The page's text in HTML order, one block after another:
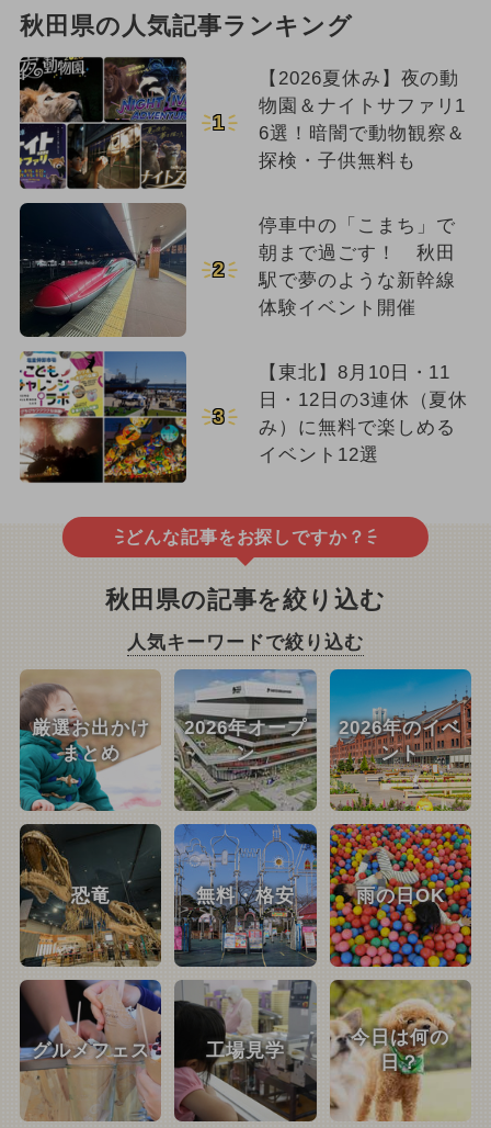
秋田県の人気記事ランキング
1
【2026夏休み】夜の動
物園＆ナイトサファリ1
6選！暗闇で動物観察＆
探検・子供無料も
2
停車中の「こまち」で
朝まで過ごす！ 秋田
駅で夢のような新幹線
体験イベント開催
3
【東北】8月10日・11
日・12日の3連休（夏休
み）に無料で楽しめる
イベント12選
どんな記事をお探しですか？
秋田県の記事を絞り込む
人気キーワードで絞り込む
厳選お出かけ
まとめ
2026年オープ
ン
2026年のイベ
ント
恐竜 無料・格安 雨の日OK
グルメフェス 工場見学
今日は何の
日？